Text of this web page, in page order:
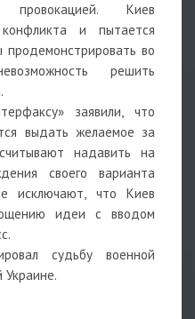
провокацией. Киев
конфликта и пытается
продемонстрировать во
решить
заявили, что
выдать желаемое за
надавить на
своего варианта
исключают, что Киев
идеи с вводом
судьбу военной